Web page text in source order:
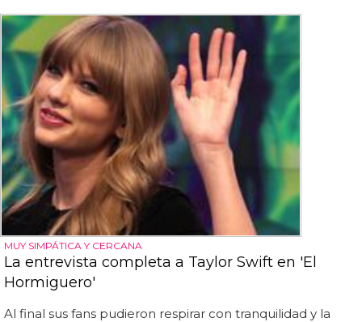
MUY SIMPÁTICA Y CERCANA
La entrevista completa a Taylor Swift en 'El
Hormiguero'
Al final sus fans pudieron respirar con tranquilidad y la